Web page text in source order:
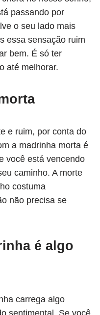
passando por
o seu lado mais
essa sensação ruim
bem. É só ter
até melhorar.
e ruim, por conta do
a madrinha morta é
você está vencendo
caminho. A morte
costuma
não precisa se
é algo
carrega algo
sentimental. Se você